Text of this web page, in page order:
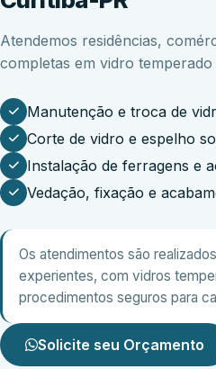
Atendemos residências,
completas em vidro temperado
Manutenção e troca de
Corte de vidro e espelho
Instalação de ferragens e
Vedação, fixação e
Os atendimentos são
experientes, com vidros
procedimentos seguros para
Solicite seu Orçamento